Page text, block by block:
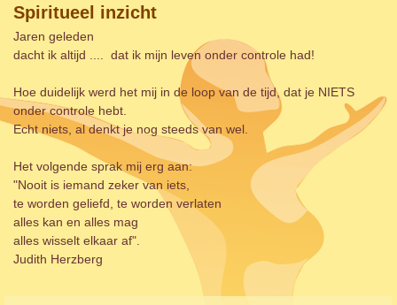
Spiritueel inzicht
Jaren geleden
dacht ik altijd .... dat ik mijn leven onder controle had!
Hoe duidelijk werd het mij in de loop van de tijd, dat je NIETS
onder controle hebt.
Echt niets, al denkt je nog steeds van wel.
Het volgende sprak mij erg aan:
"Nooit is iemand zeker van iets,
te worden geliefd, te worden verlaten
alles kan en alles mag
alles wisselt elkaar af".
Judith Herzberg